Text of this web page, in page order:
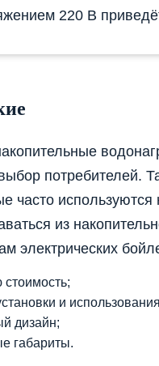
220 В
потребителей.
часто
из
электрических
стоимость;
и
дизайн;
габариты.